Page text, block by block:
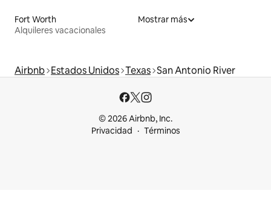
Fort Worth
Alquileres vacacionales
Mostrar más
Airbnb Estados Unidos Texas San Antonio River
© 2026 Airbnb, Inc.
Privacidad
Términos